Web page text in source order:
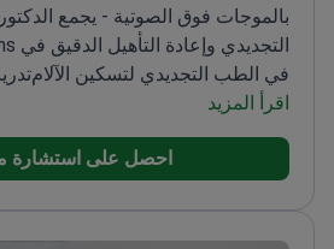
بالموجات فوق الصوتية - يجمع
التجديدي وإعادة التأهيل الدقيق في Stem Solutions.
في الطب التجديدي لتسكين الآلام
الإجراءات العضلية الهيكلية الموجهة
الصوتيةيقدم مجموعة واسعة من
اقرأ المزيد
احصل على استشارة